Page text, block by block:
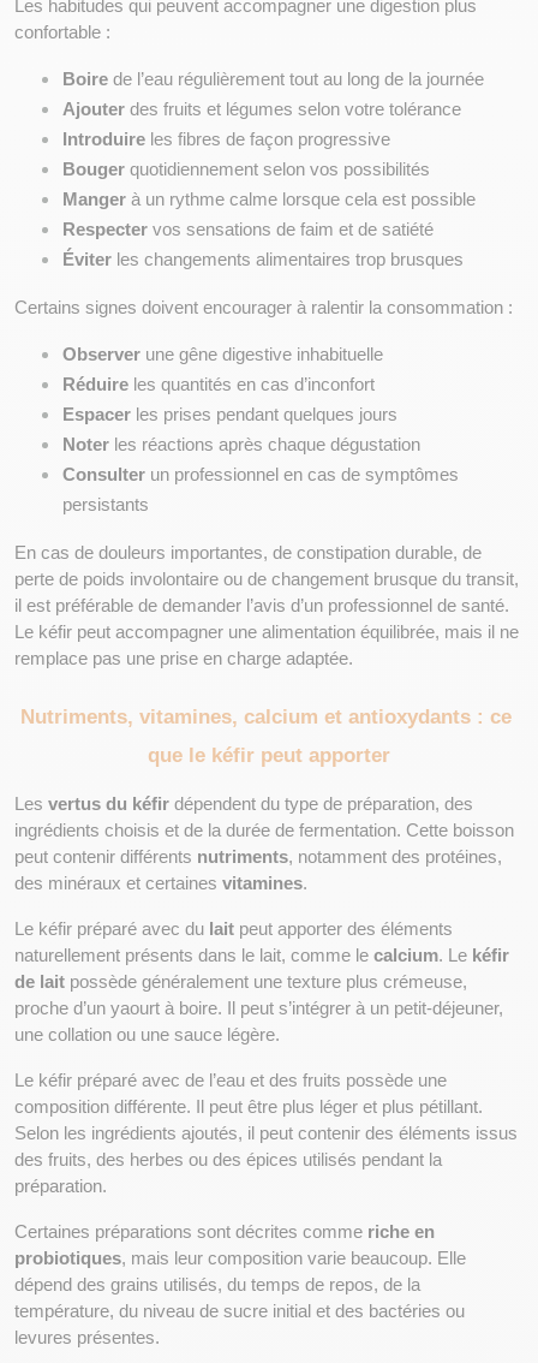
Les habitudes qui peuvent accompagner une digestion plus
confortable :
Boire de l’eau régulièrement tout au long de la journée
Ajouter des fruits et légumes selon votre tolérance
Introduire les fibres de façon progressive
Bouger quotidiennement selon vos possibilités
Manger à un rythme calme lorsque cela est possible
Respecter vos sensations de faim et de satiété
Éviter les changements alimentaires trop brusques
Certains signes doivent encourager à ralentir la consommation :
Observer une gêne digestive inhabituelle
Réduire les quantités en cas d’inconfort
Espacer les prises pendant quelques jours
Noter les réactions après chaque dégustation
Consulter un professionnel en cas de symptômes
persistants
En cas de douleurs importantes, de constipation durable, de
perte de poids involontaire ou de changement brusque du transit,
il est préférable de demander l’avis d’un professionnel de santé.
Le kéfir peut accompagner une alimentation équilibrée, mais il ne
remplace pas une prise en charge adaptée.
Nutriments, vitamines, calcium et antioxydants : ce
que le kéfir peut apporter
Les vertus du kéfir dépendent du type de préparation, des
ingrédients choisis et de la durée de fermentation. Cette boisson
peut contenir différents nutriments, notamment des protéines,
des minéraux et certaines vitamines.
Le kéfir préparé avec du lait peut apporter des éléments
naturellement présents dans le lait, comme le calcium. Le kéfir
de lait possède généralement une texture plus crémeuse,
proche d’un yaourt à boire. Il peut s’intégrer à un petit-déjeuner,
une collation ou une sauce légère.
Le kéfir préparé avec de l’eau et des fruits possède une
composition différente. Il peut être plus léger et plus pétillant.
Selon les ingrédients ajoutés, il peut contenir des éléments issus
des fruits, des herbes ou des épices utilisés pendant la
préparation.
Certaines préparations sont décrites comme riche en
probiotiques, mais leur composition varie beaucoup. Elle
dépend des grains utilisés, du temps de repos, de la
température, du niveau de sucre initial et des bactéries ou
levures présentes.